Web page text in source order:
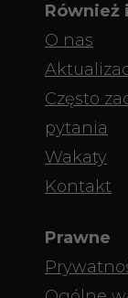
Również
O nas
Często
pytania
Wakaty
Kontakt
Prawne